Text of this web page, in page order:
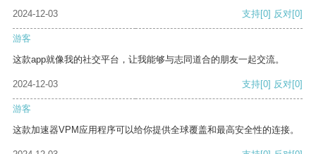
2024-12-03
支持[0] 反对[0]
游客
这款app就像我的社交平台，让我能够与志同道合的朋友一起交流。
2024-12-03 支持[0] 反对[0]
游客
这款加速器VPM应用程序可以给你提供全球覆盖和最高安全性的连接。